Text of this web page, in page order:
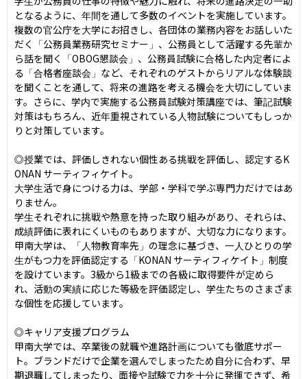
となるように、年間を通して多数のイベントを実施しています。
複数の官公庁を大学にお招きし、各団体の業務内容をお話しいた
だく「公務員業務研究セミナー」、公務員として活躍する先輩か
ら話を聞く「OBOG懇談会」、公務員試験に合格した内定者によ
る「合格者座談会」など、それぞれのゲストからリアルな体験談
を聞くことを通して、将来の進路を考える機会を大切にしていま
す。さらに、学内で実施する公務員試験対策講座では、筆記試験
対策はもちろん、近年重視されている人物試験についてもしっか
りと対策しています。
◎授業では、評価しきれない個性ある挑戦を評価し、認定するK
ONAN サーティフィケイト。
大学生活で身につける力は、学部・学科で学ぶ専門力だけではあ
りません。
学生それぞれに挑戦や熱意を持った取り組みがあり、それらは、
成績評価に表れにくいものもありますが、大切な力になります。
甲南大学は、「人物教育率先」の理念に基づき、一人ひとりの学
生がもつ力を評価認定する「KONAN サーティフィケイト」制度
を設けています。3級から1級までの各級に取得要件が定めら
れ、活動の実績に応じた等級を評価認定し、学生たちのさまざま
な個性を応援しています。
◎キャリア支援プログラム
甲南大学では、卒業後の就職や進路計画についても徹底サポー
ト。ブランドだけで企業を選んでしまったため自分に合わず、早
期退職してしまったり、面接や試験で力を十分に発揮できず、希